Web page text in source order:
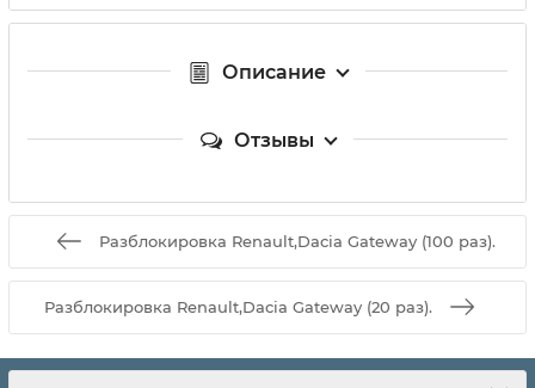
Описание
Отзывы
Разблокировка Renault,Dacia Gateway (100 раз).
Разблокировка Renault,Dacia Gateway (20 раз).